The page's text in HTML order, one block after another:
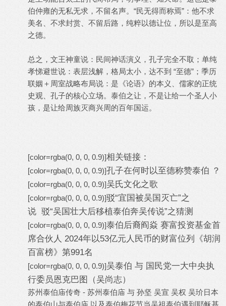
伯仲雍的无私无求，不留名声。“民无得而称焉”：他不求
美名、不求封赏、不留后路，纯粹以德让位，所以是至高
之德。
总之，文王神童说：民间神话演义，孔子完全不取；单纯
孝悌避世说：表层浅解，格局太小，达不到 “至德”；季历
联姻＋周室战略布局说：是《论语》的本义、儒家的正统
史观、孔子的核心立场。泰伯之让，不是让给一个圣人小
孩，是让给周族灭商兴周的百年国运。
[color=rgba(0, 0, 0, 0.9)]相关链接：
[color=rgba(0, 0, 0, 0.9)]孔子在何时以至德称赞泰伯 ？
[color=rgba(0, 0, 0, 0.9)]吴氏文化之歌
[color=rgba(0, 0, 0, 0.9)]驳“宜国被吴国灭亡”之
说 驳“吴国壮大后移植泰伯奔吴传说”之猜测
[color=rgba(0, 0, 0, 0.9)]泰伯后裔阎焱 赛富投资基金首
席合伙人 ‌2024年‌以‌53亿元人民币‌的财富位列《胡润
百富榜》第991名 ‌
[color=rgba(0, 0, 0, 0.9)]吴泰伯 与 国民党一大中央执
行委员恩克巴图（吴尚志）
苏州泰伯庙传奇 - 苏州泰伯庙 与 孙坚 吴宣 吴权 吴玠日本
的泰伯山与泰伯庙 以及泰伯梅花节当吴祖泰伯遇到耶稣基